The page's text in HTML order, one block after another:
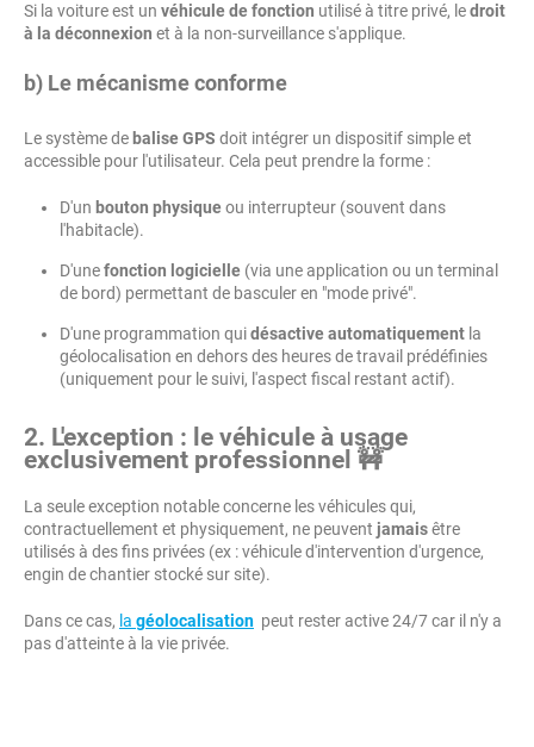
Si la voiture est un véhicule de fonction utilisé à titre privé, ledroit
à la déconnexion et à la non-surveillance s'applique.
b) Le mécanisme conforme
Le système de balise GPS doit intégrer un dispositif simple et
accessible pour l'utilisateur. Cela peut prendre la forme :
D'un bouton physiqueou interrupteur (souvent dans
l'habitacle).
D'unefonction logicielle (via une application ou un terminal
de bord) permettant de basculer en "mode privé".
D'une programmation quidésactive automatiquement la
géolocalisation en dehors des heures de travail prédéfinies
(uniquement pour le suivi, l'aspect fiscal restant actif).
2. L'exception : le véhicule à usage
exclusivement professionnel 🚧
La seule exception notable concerne les véhicules qui,
contractuellement et physiquement, ne peuvent jamaisêtre
utilisés à des fins privées (ex : véhicule d'intervention d'urgence,
engin de chantier stocké sur site).
Dans ce cas, la géolocalisation peut rester active 24/7 car il n'y a
pas d'atteinte à la vie privée.